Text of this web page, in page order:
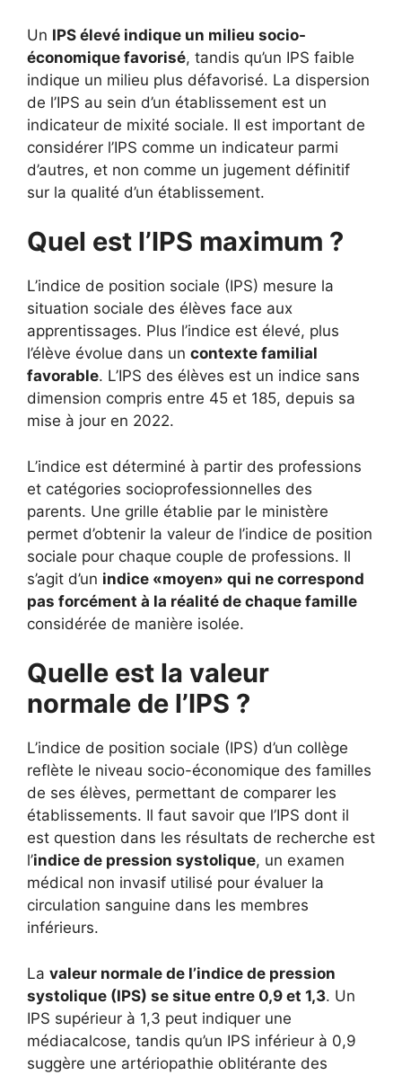
Un IPS élevé indique un milieu socio-
économique favorisé, tandis qu’un IPS faible
indique un milieu plus défavorisé. La dispersion
de l’IPS au sein d’un établissement est un
indicateur de mixité sociale. Il est important de
considérer l’IPS comme un indicateur parmi
d’autres, et non comme un jugement définitif
sur la qualité d’un établissement.
Quel est l’IPS maximum ?
L’indice de position sociale (IPS) mesure la
situation sociale des élèves face aux
apprentissages. Plus l’indice est élevé, plus
l’élève évolue dans un contexte familial
favorable. L’IPS des élèves est un indice sans
dimension compris entre 45 et 185, depuis sa
mise à jour en 2022.
L’indice est déterminé à partir des professions
et catégories socioprofessionnelles des
parents. Une grille établie par le ministère
permet d’obtenir la valeur de l’indice de position
sociale pour chaque couple de professions. Il
s’agit d’un indice «moyen» qui ne correspond
pas forcément à la réalité de chaque famille
considérée de manière isolée.
Quelle est la valeur
normale de l’IPS ?
L’indice de position sociale (IPS) d’un collège
reflète le niveau socio-économique des familles
de ses élèves, permettant de comparer les
établissements. Il faut savoir que l’IPS dont il
est question dans les résultats de recherche est
l’indice de pression systolique, un examen
médical non invasif utilisé pour évaluer la
circulation sanguine dans les membres
inférieurs.
La valeur normale de l’indice de pression
systolique (IPS) se situe entre 0,9 et 1,3. Un
IPS supérieur à 1,3 peut indiquer une
médiacalcose, tandis qu’un IPS inférieur à 0,9
suggère une artériopathie oblitérante des